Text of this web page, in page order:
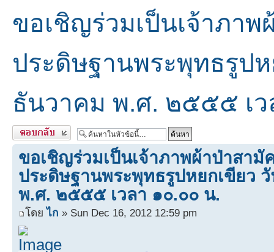
ขอเชิญร่วมเป็นเจ้าภา
ประดิษฐานพระพุทธรูป
ธันวาคม พ.ศ. ๒๕๕๕ เ
ตอบกลับ
ขอเชิญร่วมเป็นเจ้าภาพผ้าป่าสามั
ประดิษฐานพระพุทธรูปหยกเขียว
พ.ศ. ๒๕๕๕ เวลา ๑๐.๐๐ น.
โดยไก » Sun Dec 16, 2012 12:59 pm